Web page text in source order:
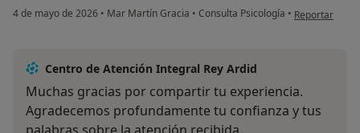
4 de mayo de 2026 • Mar Martín Gracia • Consulta Psicología • en opinión del
Reportar
Centro de Atención Integral Rey Ardid
Muchas gracias por compartir tu experiencia.
Agradecemos profundamente tu confianza y tus